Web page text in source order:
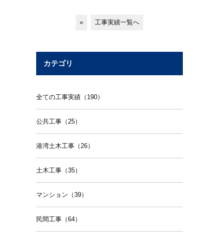
« 工事実績一覧へ
カテゴリ
全ての工事実績（190）
公共工事（25）
港湾土木工事（26）
土木工事（35）
マンション（39）
民間工事（64）